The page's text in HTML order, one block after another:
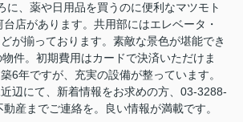
に、薬や日用品を買うのに便利なマツモト
店があります。共用部にはエレベータ・
が揃っております。素敵な景色が堪能でき
件。初期費用はカードで決済いただけま
6年ですが、充実の設備が整っています。
辺にて、新着情報をお求めの方、03-3288-
産までご連絡を。良い情報が満載です。